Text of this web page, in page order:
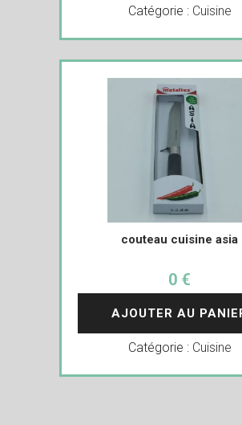
Catégorie : Cuisine
couteau cuisine asia
0 €
AJOUTER AU
Catégorie : Cuisine